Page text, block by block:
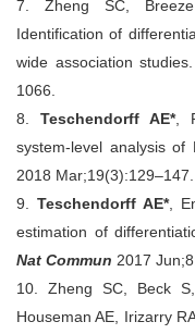
7. Zheng SC,
Identification of
wide association studies.
1066.
8. Teschendorff AE*,
system-level analysis of
2018 Mar;19(3):129–147.
9. Teschendorff AE*,
estimation of
Nat Commun 2017
10. Zheng SC, Beck
Houseman AE, Irizarry